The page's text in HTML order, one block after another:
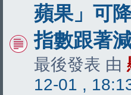
蘋果」可
指數跟著
最後發表 由
12-01 ,